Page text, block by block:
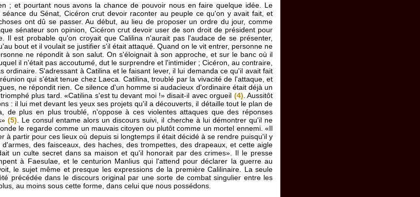
; et pourtant nous avons la chance de pouvoir nous en faire quelque idée. Le
du Sénat, Cicéron crut devoir raconter au peuple ce qu'on y avait fait, et
ont dû se passer. Au début, au lieu de proposer un ordre du jour, comme
sénateur son opinion, Cicéron crut devoir user de son droit de président pour
Il est probable qu'on croyait que Calilina n'aurait pas l'audace de se présenter,
bout et il voulait se justifier s'il était attaqué. Quand on le vit entrer, personne ne
ne répondit à son salut. On s'éloignait à son approche, et sur le banc où il
il n'était pas accoutumé, dut le surprendre et l'intimider ; Cicéron, au contraire,
ordinaire. S'adressant à Catilina et le faisant lever, il lui demanda ce qu'il avait fait
qui s'était tenue chez Laeca. Catilina, troublé par la vivacité de l'attaque, et
ne répondit rien. Ce silence d'un homme si audacieux d'ordinaire était déjà un
plus tard. «Catilina s'est tu devant moi !» disait-il avec orgueil (4) . Aussitôt
: il lui met devant les yeux ses projets qu'il a découverts, il détaille tout le plan de
de plus en plus troublé, n'oppose à ces violentes attaques que des réponses
(5) . Le consul entame alors un discours suivi, il cherche à lui démontrer qu'il ne
le regarde comme un mauvais citoyen ou plutôt comme un mortel ennemi. «Il
à partir pour ces lieux où depuis si longtemps il était décidé à se rendre puisqu'il y
des faisceaux, des haches, des trompettes, des drapeaux, et cette aigle
un culte secret dans sa maison et qu'il honorait par des crimes». Il le presse
à Faesulae, et le centurion Manlius qui l'attend pour déclarer la guerre au
le sujet même et presque les expressions de la première Calilinaire. La seule
précédée dans le discours original par une sorte de combat singulier entre les
au moins sous cette forme, dans celui que nous possédons.